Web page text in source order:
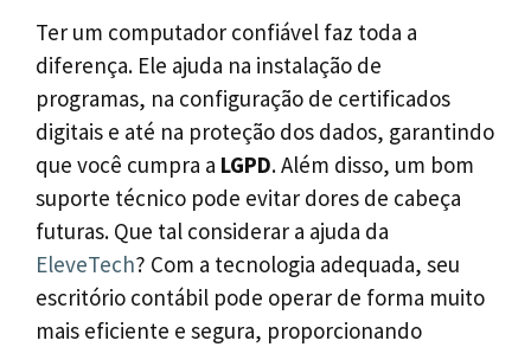
Ter um computador confiável faz toda a
diferença. Ele ajuda na instalação de
programas, na configuração de certificados
digitais e até na proteção dos dados, garantindo
que você cumpra a LGPD. Além disso, um bom
suporte técnico pode evitar dores de cabeça
futuras. Que tal considerar a ajuda da
EleveTech? Com a tecnologia adequada, seu
escritório contábil pode operar de forma muito
mais eficiente e segura, proporcionando